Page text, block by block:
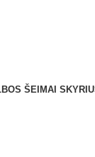
ŠEIMAI